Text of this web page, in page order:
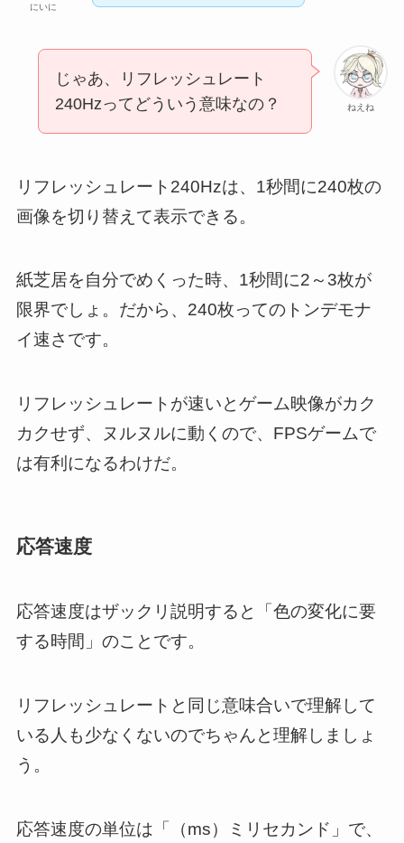
にいに
ねえね
じゃあ、リフレッシュレート
240Hzってどういう意味なの？
リフレッシュレート240Hzは、1秒間に240枚の
画像を切り替えて表示できる。
紙芝居を自分でめくった時、1秒間に2～3枚が
限界でしょ。だから、240枚ってのトンデモナ
イ速さです。
リフレッシュレートが速いとゲーム映像がカク
カクせず、ヌルヌルに動くので、FPSゲームで
は有利になるわけだ。
応答速度
応答速度はザックリ説明すると「色の変化に要
する時間」のことです。
リフレッシュレートと同じ意味合いで理解して
いる人も少なくないのでちゃんと理解しましょ
う。
応答速度の単位は「（ms）ミリセカンド」で、